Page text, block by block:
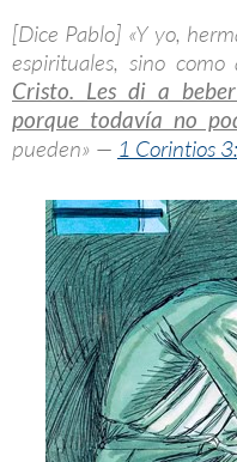
[Dice Pablo] «Y yo,
espirituales, sino
Cristo. Les di a
porque todavía no
pueden» — 1 Corintios